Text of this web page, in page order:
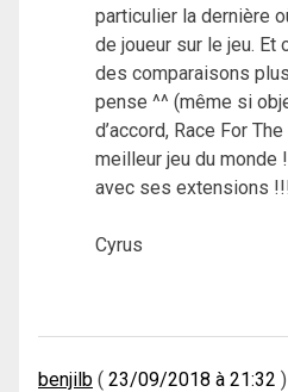
particulier la dernière
de joueur sur le jeu. Et
des comparaisons
pense ^^ (même si
d’accord, Race For
meilleur jeu du monde
avec ses extensions
Cyrus
benjilb 23/09/2018 à 21:32